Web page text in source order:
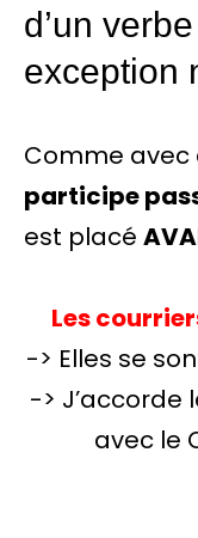
d’un
exception
Comme avec
participe
est placé
Les
-> Elles se
-> J’accorde
avec le